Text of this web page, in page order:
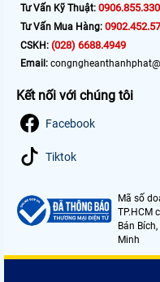
Tư Vấn Kỹ Thuật: 0906.855.330
Tư Vấn Mua Hàng:
CSKH: (028) 6688.4949
Email:
Kết nối với chúng tôi
Facebook
Tiktok
Mã số
TP.HCM
Bán
Minh